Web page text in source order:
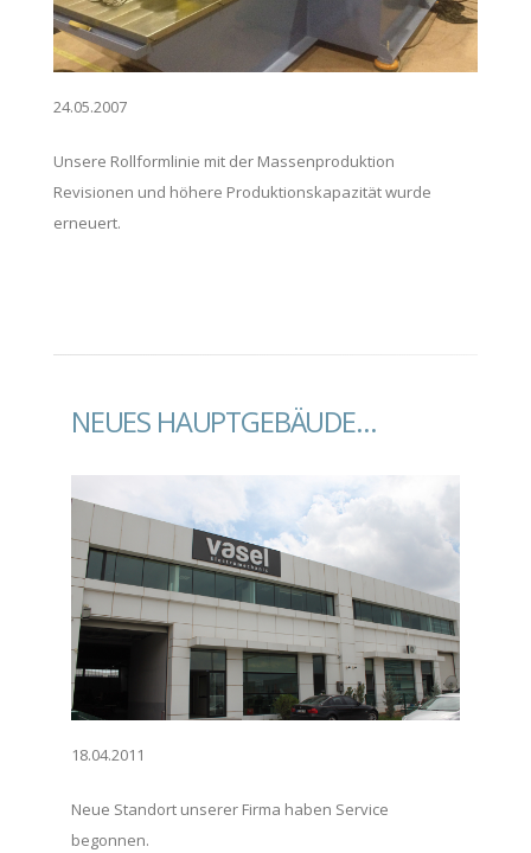
24.05.2007
Unsere Rollformlinie mit der Massenproduktion
Revisionen und höhere Produktionskapazität wurde
erneuert.
NEUES HAUPTGEBÄUDE…
18.04.2011
Neue Standort unserer Firma haben Service
begonnen.